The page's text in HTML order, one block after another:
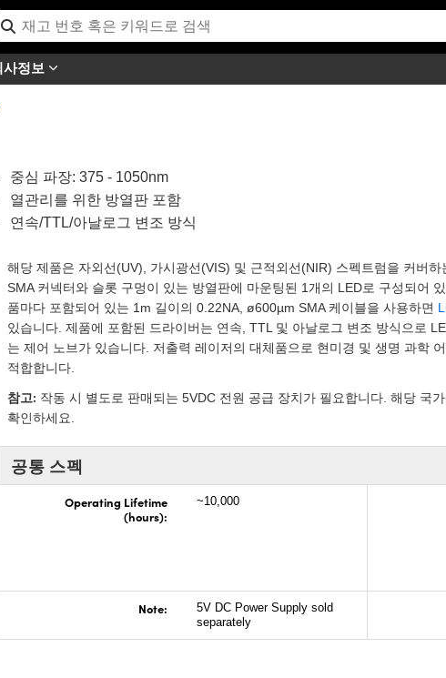
사정보
중심 파장: 375 - 1050nm
열관리를 위한 방열판 포함
연속/TTL/아날로그 변조 방식
해당 제품은 자외선(UV), 가시광선(VIS) 및 근적외선(NIR) 스펙트럼을 커버
SMA 커넥터와 슬롯 구멍이 있는 방열판에 마운팅된 1개의 LED로 구성되어
품마다 포함되어 있는 1m 길이의 0.22NA, ø600µm SMA 케이블을 사용하면
있습니다. 제품에 포함된 드라이버는 연속, TTL 및 아날로그 변조 방식으로
는 제어 노브가 있습니다. 저출력 레이저의 대체품으로 현미경 및 생명 과학
적합합니다.
참고: 작동 시 별도로 판매되는 5VDC 전원 공급 장치가 필요합니다. 해당 국
확인하세요.
공통 스펙
Operating Lifetime
(hours):
~10,000
Note:
5V DC Power Supply sold
separately